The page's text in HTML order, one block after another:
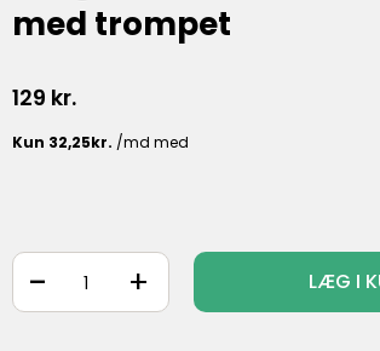
med trompet
129 kr.
+
- LÆG I